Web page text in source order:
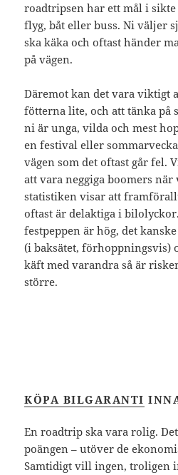
roadtripsen har ett mål i
flyg, båt eller buss. Ni väljer
ska käka och oftast händer
på vägen.
Däremot kan det vara viktigt
fötterna lite, och att tänka på
ni är unga, vilda och mest
en festival eller
vägen som det oftast går fel.
att vara neggiga boomers när
statistiken visar att
oftast är delaktiga i
festpeppen är hög, det
(i baksätet, förhoppningsvis)
käft med varandra så är
större.
KÖPA BILGARANTI
En roadtrip ska vara rolig.
poängen – utöver de
Samtidigt vill ingen, troligen